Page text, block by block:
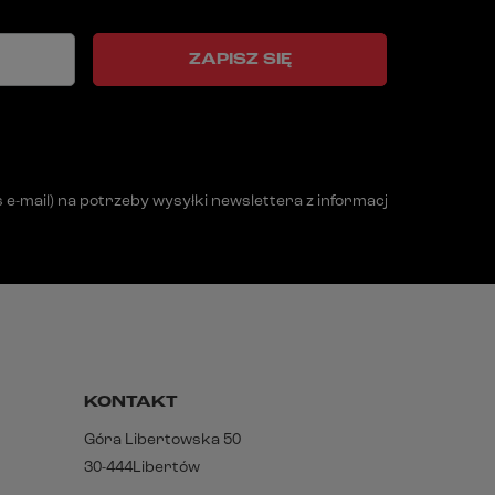
mail) na potrzeby wysyłki newslettera z informacją handlową
ZAPISZ SIĘ
KONTAKT
Góra Libertowska 50
30-444Libertów